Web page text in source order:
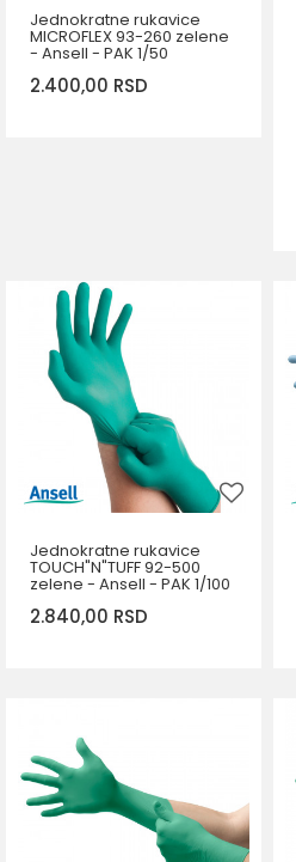
Jednokratne rukavice
MICROFLEX 93-260 zelene
- Ansell - PAK 1/50
2.400,00 RSD
Jednokratne rukavice
TOUCH"N"TUFF 92-500
zelene - Ansell - PAK 1/100
2.840,00 RSD
8,5-9